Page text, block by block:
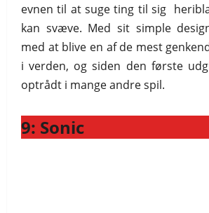
evnen til at suge ting til sig
kan svæve. Med sit simple
med at blive en af de mest
i verden, og siden den første
optrådt i mange andre spil.
9: Sonic